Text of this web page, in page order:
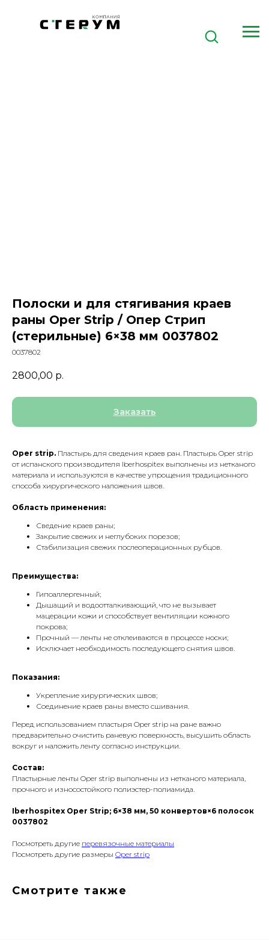
Полоски и для стягивания краев
раны Oper Strip / Опер Стрип
(стерильные) 6×38 мм 0037802
0037802
2800,00 р.
Заказать
Oper strip. Пластырь для сведения краев ран. Пластырь Oper strip
от испанского производителя Iberhospitex выполнены из нетканого
материала и используются в качестве упрощения традиционного
способа хирургического наложения швов.
Область применения:
Сведение краев раны;
Закрытие свежих и неглубоких порезов;
Стабилизация свежих послеоперационных рубцов.
Преимущества:
Гипоаллергенный;
Дышащий и водоотталкивающий, что не вызывает
мацерации кожи и способствует вентиляции кожного
покрова;
Прочный — ленты не отклеиваются в процессе носки;
Исключает необходимость последующего снятия швов.
Показания:
Укрепление хирургических швов;
Соединение краев раны вместо сшивания.
Перед использованием пластыря Oper strip на ране важно
предварительно очистить раневую поверхность, высушить область
вокруг и наложить ленту согласно инструкции.
Состав:
Пластырные ленты Oper strip выполнены из нетканого материала,
прочного и износостойкого полиэстер-полиамида.
Iberhospitex Oper Strip; 6×38 мм, 50 конвертов×6 полосок
0037802
Посмотреть другие перевязочные материалы
Посмотреть другие размеры Oper strip
Смотрите также